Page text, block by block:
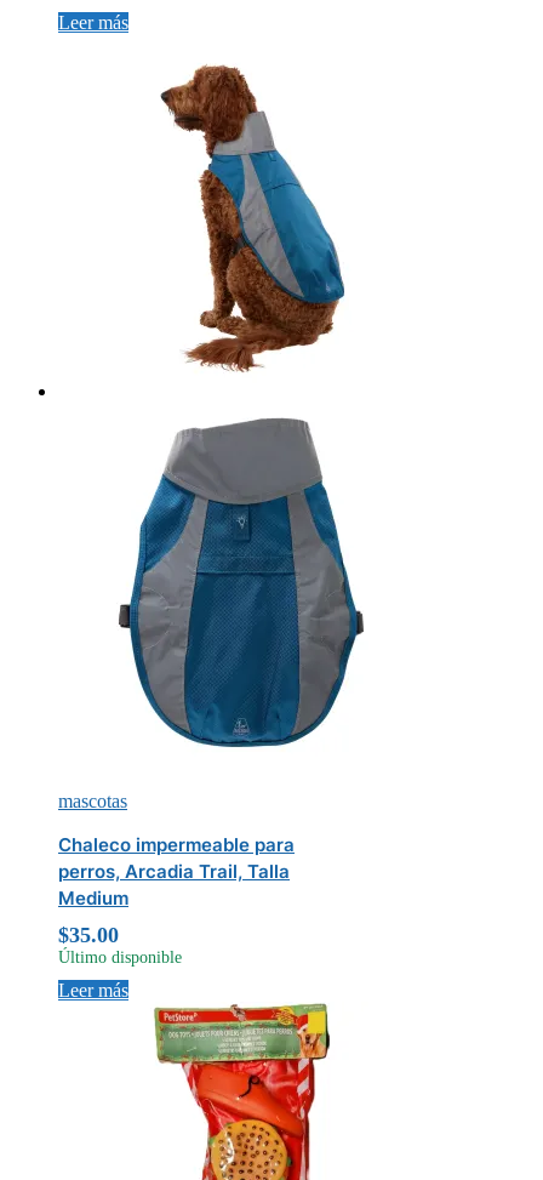
Leer más
mascotas
Chaleco impermeable para
perros, Arcadia Trail, Talla
Medium
$35.00
Último disponible
Leer más